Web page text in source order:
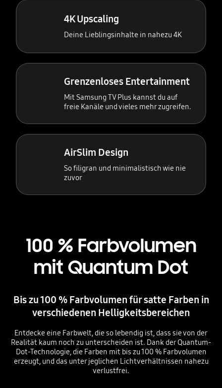
4K Upscaling
Deine Lieblingsinhalte in nahezu 4K
Grenzenloses Entertainment
Mit Samsung TV Plus kannst du auf
freie Kanäle und vieles mehr zugreifen.
AirSlim Design
So filigran und minimalistisch wie nie
zuvor
100 % Farbvolumen
mit Quantum Dot
Bis zu 100 % Farbvolumen für satte Farben in
verschiedenen Helligkeitsbereichen
Entdecke eine Farbwelt, die so lebendig ist, dass sie von der
Realität kaum noch zu unterscheiden ist. Dank der Quantum-
Dot-Technologie, die Farben mit bis zu 100 % Farbvolumen
erzeugt, und das unter jeglichen Lichtverhältnissen nahezu
verlustfrei.